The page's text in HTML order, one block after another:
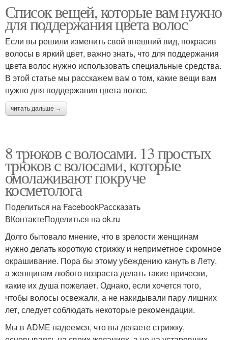
Список вещей, которые вам нужно
для поддержания цвета волос
Если вы решили изменить свой внешний вид, покрасив
волосы в яркий цвет, важно знать, что для поддержания
цвета волос нужно использовать специальные средства.
В этой статье мы расскажем вам о том, какие вещи вам
нужно для поддержания цвета волос.
читать дальше →
8 трюков с волосами. 13 простых
трюков с волосами, которые
омолаживают покруче
косметолога
Поделиться на FacebookРассказать
ВКонтактеПоделиться на ok.ru
Долго бытовало мнение, что в зрелости женщинам
нужно делать короткую стрижку и неприметное скромное
окрашивание. Пора бы этому убеждению кануть в Лету,
а женщинам любого возраста делать такие прически,
какие их душа пожелает. Однако, если хочется того,
чтобы волосы освежали, а не накидывали пару лишних
лет, следует соблюдать некоторые рекомендации.
Мы в ADME надеемся, что вы делаете стрижку,